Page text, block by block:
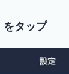
をタップ